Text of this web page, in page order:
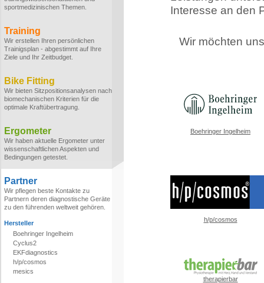
sportmedizinischen Themen.
Training
Wir erstellen Ihren persönlichen
Trainigsplan - abgestimmt auf Ihre
Ziele und Ihr Zeitbudget.
Bike Fitting
Wir bieten Sitzpositionsanalysen nach
biomechanischen Kriterien für die
optimale Kraftübertragung.
Ergometer
Wir haben aktuelle Ergometer unter
wissenschaftlichen Aspekten und
Bedingungen getestet.
Partner
Wir pflegen beste Kontakte zu
Partnern deren diagnostische Geräte
zu den führenden weltweit gehören.
Hersteller
Boehringer Ingelheim
Cyclus2
EKFdiagnostics
h/p/cosmos
mesics
Interesse an den
Wir möchten
Boehringer Ingelheim
h/p/cosmos
therapierbar